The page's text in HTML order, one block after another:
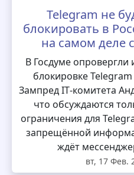
Telegram не
блокировать в
на самом деле
В Госдуме
блокировке
Зампред IT‑комитета
что обсуждаются
ограничения для
запрещённой
ждёт
вт, 17 Фев.